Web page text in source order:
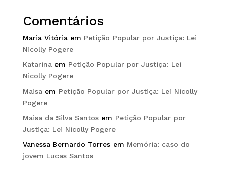
Comentários
Maria Vitóriaem Petição Popular por Justiça: Lei
Nicolly Pogere
Katarinaem Petição Popular por Justiça: Lei
Nicolly Pogere
Maisaem Petição Popular por Justiça: Lei Nicolly
Pogere
Maisa da Silva Santosem Petição Popular por
Justiça: Lei Nicolly Pogere
Vanessa Bernardo Torresem Memória: caso do
jovem Lucas Santos